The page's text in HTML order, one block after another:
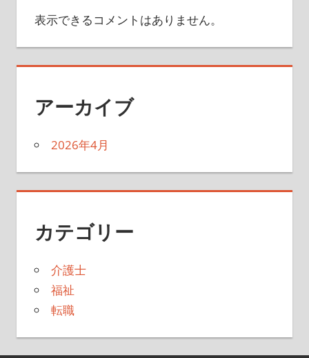
表示できるコメントはありません。
アーカイブ
2026年4月
カテゴリー
介護士
福祉
転職